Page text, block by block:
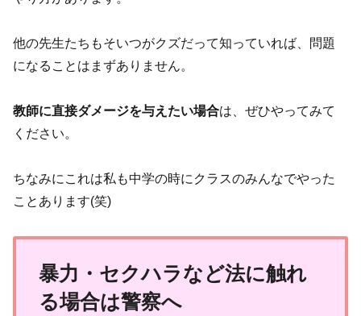
他の先生たちもそいつがクズだって知っていれば、問題
になることはまずありません。
教師に直接ダメージを与えたい場合は、ぜひやってみて
ください。
ちなみにこれは私も中学の時にクラスのみんなでやった
ことあります(笑)
暴力・セクハラなど法に触れ
る場合は警察へ